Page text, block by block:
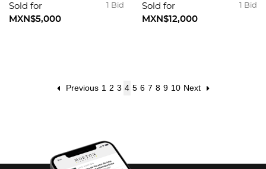
papel china con
soporte de madera.
1 Bid
Sold for
MXN$5,000
CENTENARIO.
MÉXICO,
1 Bid
Sold for
MXN$12,000
Previous 1 2 3 4 5 6 7 8 9 10 Next